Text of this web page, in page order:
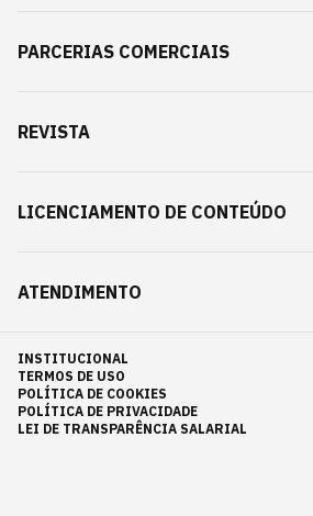
PARCERIAS COMERCIAIS
REVISTA
LICENCIAMENTO DE CONTEÚDO
ATENDIMENTO
INSTITUCIONAL
TERMOS DE USO
POLÍTICA DE COOKIES
POLÍTICA DE PRIVACIDADE
LEI DE TRANSPARÊNCIA SALARIAL